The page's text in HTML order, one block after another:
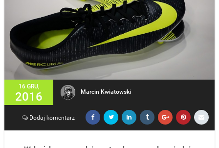
16 GRU,
2016 Marcin Kwiatowski
Dodaj komentarz